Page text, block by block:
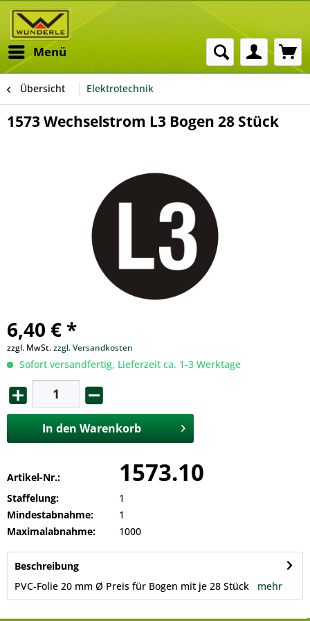
Menü
Übersicht Elektrotechnik
1573 Wechselstrom L3 Bogen 28 Stück
6,40 € *
zzgl. MwSt.zzgl. Versandkosten
Sofort versandfertig, Lieferzeit ca. 1-3 Werktage
In den Warenkorb
Artikel-Nr.: 1573.10
Staffelung:
1
Mindestabnahme:
1
Maximalabnahme:
1000
Beschreibung
PVC-Folie 20 mm Ø Preis für Bogen mit je 28 Stück mehr